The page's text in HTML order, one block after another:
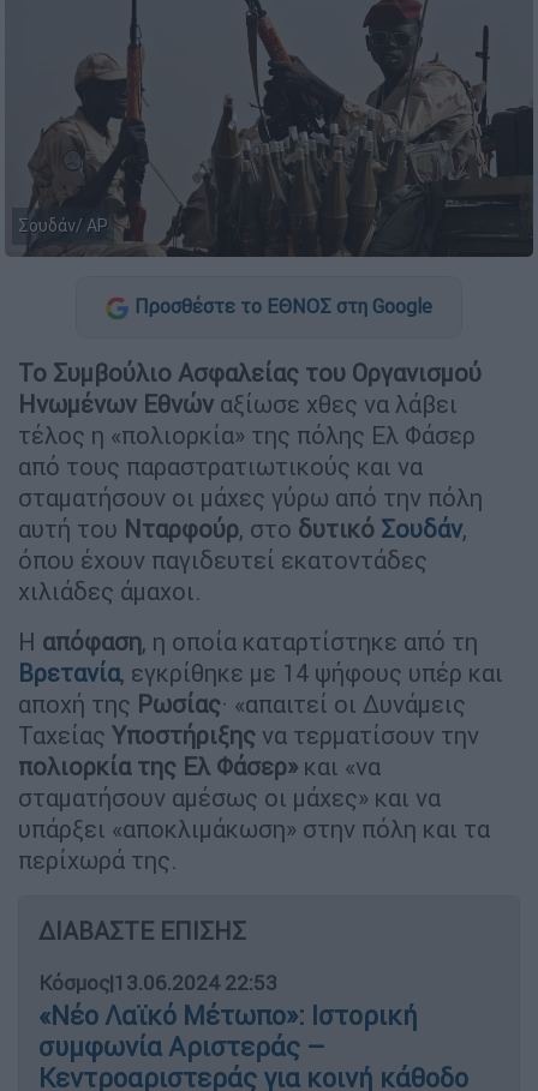
Σουδάν/ AP
Προσθέστε το ΕΘΝΟΣ στη Google
Το Συμβούλιο Ασφαλείας του Οργανισμού
Ηνωμένων Εθνών αξίωσε χθες να λάβει
τέλος η «πολιορκία» της πόλης Ελ Φάσερ
από τους παραστρατιωτικούς και να
σταματήσουν οι μάχες γύρω από την πόλη
αυτή του Νταρφούρ, στο δυτικό Σουδάν,
όπου έχουν παγιδευτεί εκατοντάδες
χιλιάδες άμαχοι.
Η απόφαση, η οποία καταρτίστηκε από τη
Βρετανία, εγκρίθηκε με 14 ψήφους υπέρ και
αποχή της Ρωσίας· «απαιτεί οι Δυνάμεις
Ταχείας Υποστήριξης να τερματίσουν την
πολιορκία της Ελ Φάσερ» και «να
σταματήσουν αμέσως οι μάχες» και να
υπάρξει «αποκλιμάκωση» στην πόλη και τα
περίχωρά της.
ΔΙΑΒΑΣΤΕ ΕΠΙΣΗΣ
Κόσμος|13.06.2024 22:53
«Νέο Λαϊκό Μέτωπο»: Ιστορική
συμφωνία Αριστεράς –
Κεντροαριστεράς για κοινή κάθοδο